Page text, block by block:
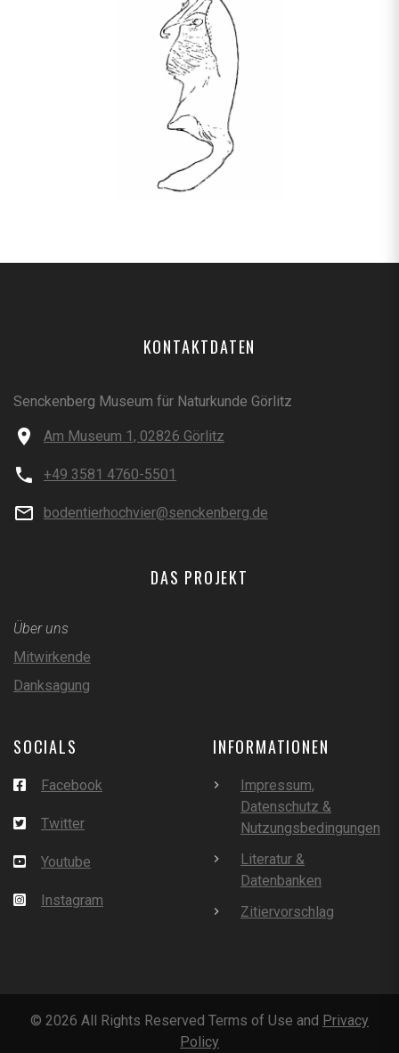
KONTAKTDATEN
Senckenberg Museum für Naturkunde Görlitz
Am Museum 1, 02826 Görlitz
+49 3581 4760-5501
bodentierhochvier@senckenberg.de
DAS PROJEKT
Über uns
Mitwirkende
Danksagung
SOCIALS
Facebook
Twitter
Youtube
Instagram
INFORMATIONEN
Impressum,
Datenschutz &
Nutzungsbedingungen
Literatur &
Datenbanken
Zitiervorschlag
© 2026 All Rights Reserved Terms of Use and Privacy
Policy